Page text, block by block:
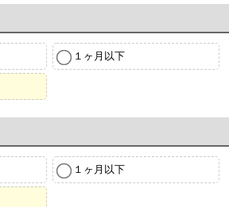
１ヶ月以下
１ヶ月以下